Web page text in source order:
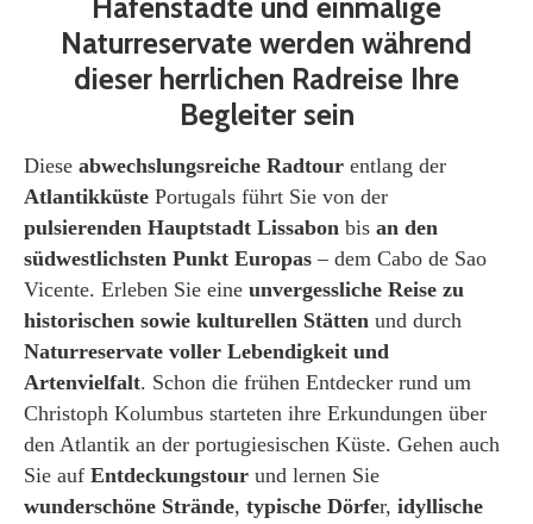
Hafenstädte und einmalige
Naturreservate werden während
dieser herrlichen Radreise Ihre
Begleiter sein
Diese abwechslungsreiche Radtour entlang der
Atlantikküste Portugals führt Sie von der
pulsierenden Hauptstadt Lissabon bis an den
südwestlichsten Punkt Europas – dem Cabo de Sao
Vicente. Erleben Sie eine unvergessliche Reise zu
historischen sowie kulturellen Stätten und durch
Naturreservate voller Lebendigkeit und
Artenvielfalt. Schon die frühen Entdecker rund um
Christoph Kolumbus starteten ihre Erkundungen über
den Atlantik an der portugiesischen Küste. Gehen auch
Sie auf Entdeckungstour und lernen Sie
wunderschöne Strände, typische Dörfer, idyllische